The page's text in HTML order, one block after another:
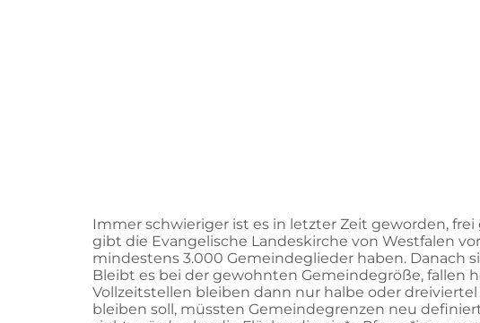
Immer schwieriger ist es in letzter Zeit geworden,
gibt die Evangelische Landeskirche von Westfalen
mindestens 3.000 Gemeindeglieder haben. Danach
Bleibt es bei der gewohnten Gemeindegröße, fallen
Vollzeitstellen bleiben dann nur halbe oder
bleiben soll, müssten Gemeindegrenzen neu